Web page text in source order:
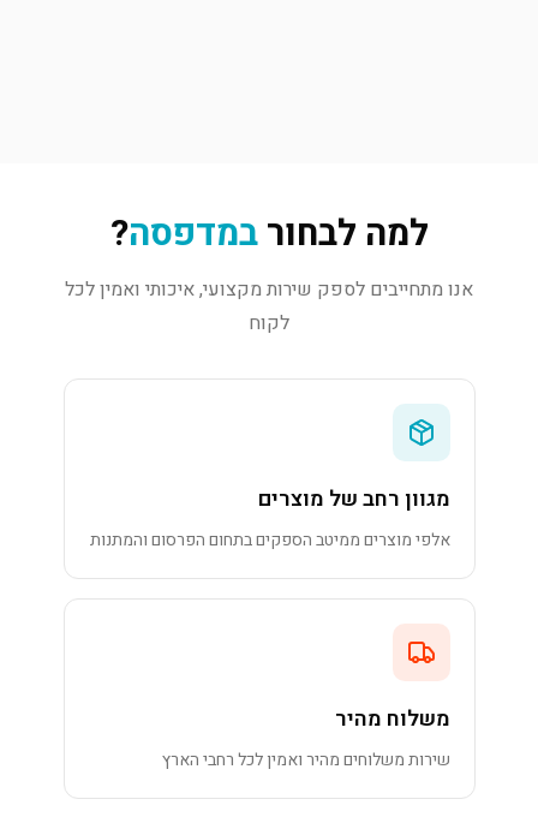
למה לבחורבמדפסה?
אנו מתחייבים לספק שירות מקצועי, איכותי ואמין לכל
לקוח
מגוון רחב של מוצרים
אלפי מוצרים ממיטב הספקים בתחום הפרסום והמתנות
משלוח מהיר
שירות משלוחים מהיר ואמין לכל רחבי הארץ